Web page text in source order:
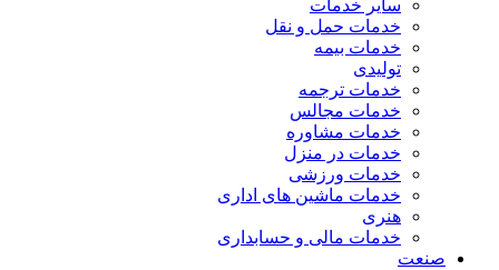
سایر خدمات
خدمات حمل و نقل
خدمات بیمه
تولیدی
خدمات ترجمه
خدمات مجالس
خدمات مشاوره
خدمات در منزل
خدمات ورزشی
خدمات ماشین های اداری
هنری
خدمات مالی و حسابداری
صنعت